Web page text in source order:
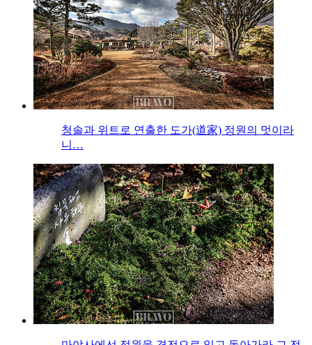
청솔과 위트로 연출한 도가(道家) 정원의 멋이라
니…